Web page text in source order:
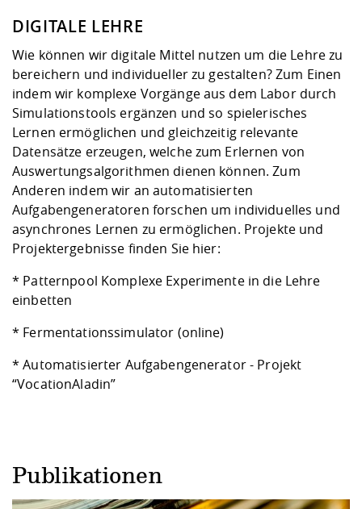
DIGITALE LEHRE
Wie können wir digitale Mittel nutzen um die Lehre zu
bereichern und individueller zu gestalten? Zum Einen
indem wir komplexe Vorgänge aus dem Labor durch
Simulationstools ergänzen und so spielerisches
Lernen ermöglichen und gleichzeitig relevante
Datensätze erzeugen, welche zum Erlernen von
Auswertungsalgorithmen dienen können. Zum
Anderen indem wir an automatisierten
Aufgabengeneratoren forschen um individuelles und
asynchrones Lernen zu ermöglichen. Projekte und
Projektergebnisse finden Sie hier:
* Patternpool Komplexe Experimente in die Lehre
einbetten
* Fermentationssimulator (online)
* Automatisierter Aufgabengenerator - Projekt
“VocationAladin”
Publikationen